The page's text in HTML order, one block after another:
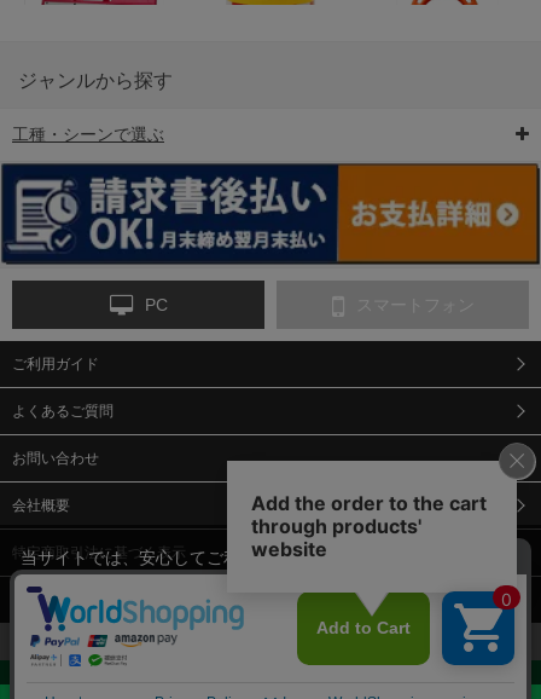
6-矢印板/LED矢印板
ンス
9-点字マット・タイ
12-安全ベスト
13-誘導灯・誘導棒・
合図灯・手旗
14-ライフジャケット
ジャンルから探す
工種・シーンで選ぶ
PC スマートフォン
ご利用ガイド
よくあるご質問
お問い合わせ
会社概要
特定商取引法に基づく表示
個人情報保護方針
当サイトでは、安心してご利用いただくため（なりすまし防止
等）、またサイトの利便性向上のため、クッキー(Cookie)を使用
しています。 サイトのクッキー(Cookie)の使用に関しては、「プ
ライバシーポリシー」をお読みください。